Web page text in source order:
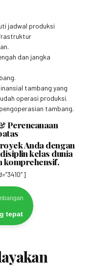
jadwal produksi
dan jangka
tambang yang
operasi produksi.
tambang.
Perencanaan
Anda dengan
kelas dunia
komprehensif.
tepat